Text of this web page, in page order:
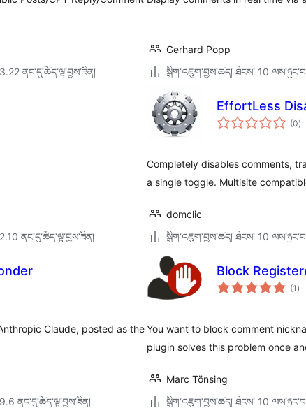
ནང་དུ་ཚོད་ལྟ་བྱས་ཟིན།
Gerhard Popp
སྒྲིག་འཇུག་བྱས་ཚད། ཐེངས་ 10
ནང་དུ་ཚོད་ལྟ་བྱས་ཟིན།
EffortLess
(0)
Completely disables comments,
a single toggle. Multisite
domclic
སྒྲིག་འཇུག་བྱས་ཚད། ཐེངས་ 10
Claude, posted as the
ནང་དུ་ཚོད་ལྟ་བྱས་ཟིན།
Block
(1 )
You want to block comment
plugin solves this problem once
Marc Tönsing
སྒྲིག་འཇུག་བྱས་ཚད། ཐེངས་ 10